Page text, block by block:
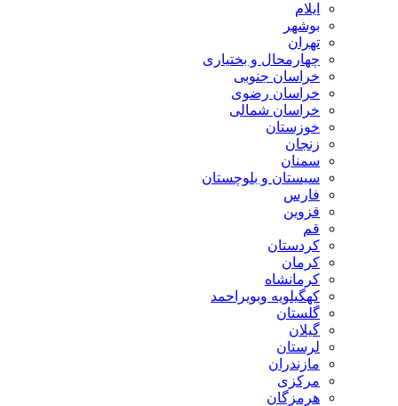
ایلام
بوشهر
تهران
چهارمحال و بختیاری
خراسان جنوبی
خراسان رضوی
خراسان شمالی
خوزستان
زنجان
سمنان
سیستان و بلوچستان
فارس
قزوین
قم
کردستان
کرمان
کرمانشاه
کهگیلویه وبویراحمد
گلستان
گیلان
لرستان
مازندران
مرکزی
هرمزگان